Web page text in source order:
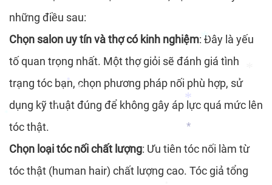
*
*
*
những điều sau:
Chọn salon uy tín và thợ có kinh nghiệm: Đây là yếu
tố quan trọng nhất. Một thợ giỏi sẽ đánh giá tình
trạng tóc bạn, chọn phương pháp nối phù hợp, sử
dụng kỹ thuật đúng để không gây áp lực quá mức lên
tóc thật.
Chọn loại tóc nối chất lượng: Ưu tiên tóc nối làm từ
tóc thật (human hair) chất lượng cao. Tóc giả tổng